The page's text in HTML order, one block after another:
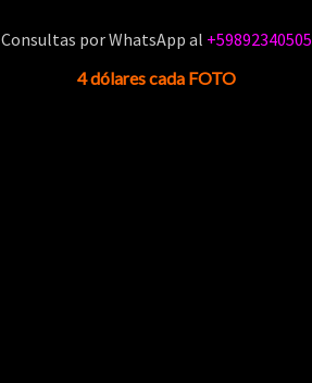
Consultas porWhatsApp al +59892340505
4 dólares cada FOTO